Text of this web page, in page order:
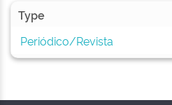
Type
Periódico/Revista